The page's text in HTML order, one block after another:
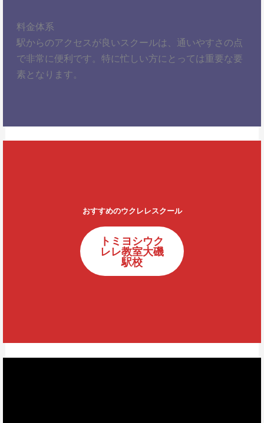
料金体系
駅からのアクセスが良いスクールは、通いやすさの点
で非常に便利です。特に忙しい方にとっては重要な要
素となります。
おすすめのウクレレスクール
トミヨシウク
レレ教室大磯
駅校